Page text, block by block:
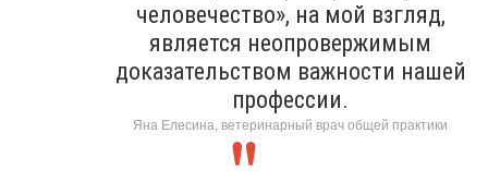
человечество», на мой взгляд,
является неопровержимым
доказательством важности нашей
профессии.
Яна Елесина, ветеринарный врач общей практики